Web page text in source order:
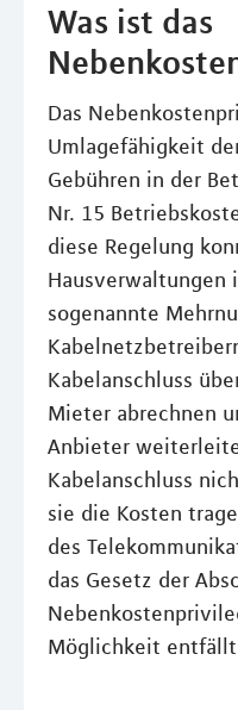
Was ist das
Das
Umlagefähigkeit
Gebühren in der
Nr. 15
diese Regelung
Hausverwaltungen
sogenannte
Kabelanschluss
Mieter abrechnen
Anbieter
Kabelanschluss
sie die Kosten
des
das Gesetz der
Möglichkeit